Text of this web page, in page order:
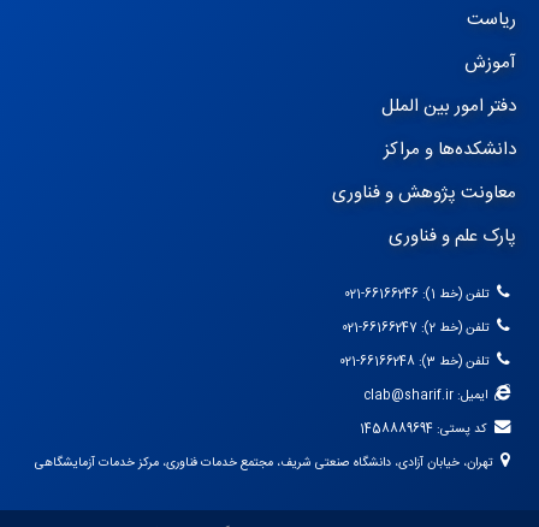
ریاست
آموزش
دفتر امور بین الملل
دانشکده‌ها و مراکز
معاونت پژوهش و فناوری
پارک علم و فناوری
تلفن (خط 1): 66166246-021
تلفن (خط 2): 66166247-021
تلفن (خط 3): 66166248-021
ایمیل: clab@sharif.ir
کد پستی: 1458889694
تهران، خیابان آزادی، دانشگاه صنعتی شریف، مجتمع خدمات فناوری، مرکز خدمات آزمایشگاهی